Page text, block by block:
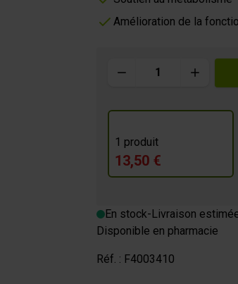
Amélioration de la
1 produit
13,50 €
En stock-Livraison
Disponible en pharmacie
Réf. : F4003410